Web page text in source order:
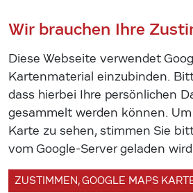
Wir brauchen Ihre
Diese Webseite verwendet
Kartenmaterial einzubinden.
dass hierbei Ihre persönlichen
gesammelt werden können. Um
Karte zu sehen, stimmen Sie
vom Google-Server geladen
ZUSTIMMEN, GOOGLE MAPS